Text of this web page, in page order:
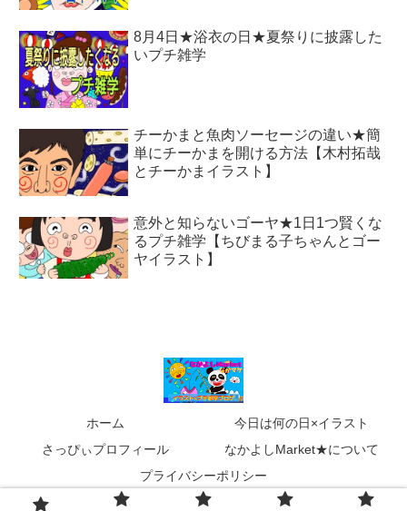
8月4日★浴衣の日★夏祭りに披露した
いプチ雑学
チーかまと魚肉ソーセージの違い★簡
単にチーかまを開ける方法【木村拓哉
とチーかまイラスト】
意外と知らないゴーヤ★1日1つ賢くな
るプチ雑学【ちびまる子ちゃんとゴー
ヤイラスト】
ホーム
今日は何の日×イラスト
さっぴぃプロフィール
なかよしMarket★について
プライバシーポリシー
Copyright © 2020 なかよしMarket－なかマケ－ All Rights Reserved.